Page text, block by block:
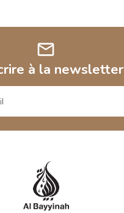
mail
à la newsletter